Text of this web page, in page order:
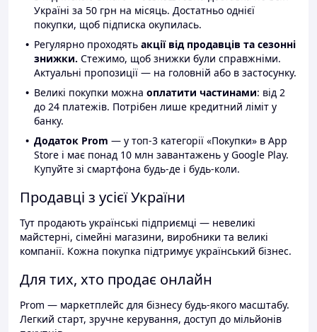
Україні за 50 грн на місяць. Достатньо однієї
покупки, щоб підписка окупилась.
Регулярно проходять акції від продавців та сезонні
знижки. Стежимо, щоб знижки були справжніми.
Актуальні пропозиції — на головній або в застосунку.
Великі покупки можна оплатити частинами: від 2
до 24 платежів. Потрібен лише кредитний ліміт у
банку.
Додаток Prom — у топ-3 категорії «Покупки» в App
Store і має понад 10 млн завантажень у Google Play.
Купуйте зі смартфона будь-де і будь-коли.
Продавці з усієї України
Тут продають українські підприємці — невеликі
майстерні, сімейні магазини, виробники та великі
компанії. Кожна покупка підтримує український бізнес.
Для тих, хто продає онлайн
Prom — маркетплейс для бізнесу будь-якого масштабу.
Легкий старт, зручне керування, доступ до мільйонів